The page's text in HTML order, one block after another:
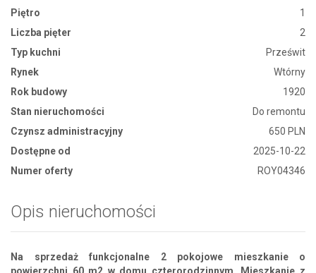
Piętro
1
Liczba pięter
2
Typ kuchni
Prześwit
Rynek
Wtórny
Rok budowy
1920
Stan nieruchomości
Do remontu
Czynsz administracyjny
650 PLN
Dostępne od
2025-10-22
Numer oferty
ROY04346
Opis nieruchomości
Na sprzedaż funkcjonalne 2 pokojowe mieszkanie o
powierzchni 60 m2 w domu czterorodzinnym. Mieszkanie z